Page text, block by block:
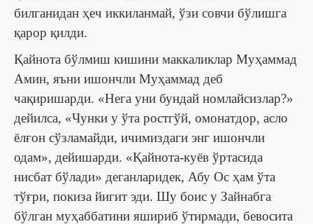
билганидан ҳеч иккиланмай, ўзи совчи бўлишга
қарор қилди.
Қайнота бўлмиш кишини маккаликлар Муҳаммад
Амин, яъни ишончли Муҳаммад деб
чақиришарди. «Нега уни бундай номлайсизлар?»
дейилса, «Чунки у ўта ростгўй, омонатдор, асло
ёлғон сўзламайди, ичимиздаги энг ишончли
одам», дейишарди. «Қайнота-куёв ўртасида
нисбат бўлади» деганларидек, Абу Ос ҳам ўта
тўғри, покиза йигит эди. Шу боис у Зайнабга
бўлган муҳаббатини яшириб ўтирмади, бевосита